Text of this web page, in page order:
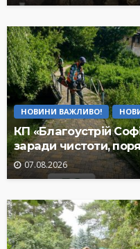
НОВИНИ ВАЖЛИВО!
КП «Благоустрій
заради чистоти,
07.08.2026